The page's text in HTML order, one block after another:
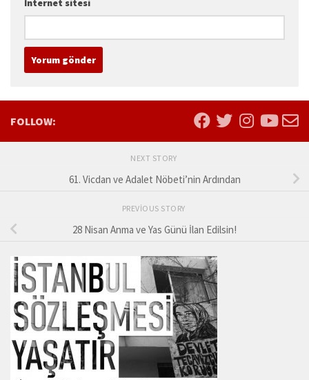
İnternet sitesi
FOLLOW:
NEXT STORY
61. Vicdan ve Adalet Nöbeti’nin Ardından
PREVIOUS STORY
28 Nisan Anma ve Yas Günü İlan Edilsin!